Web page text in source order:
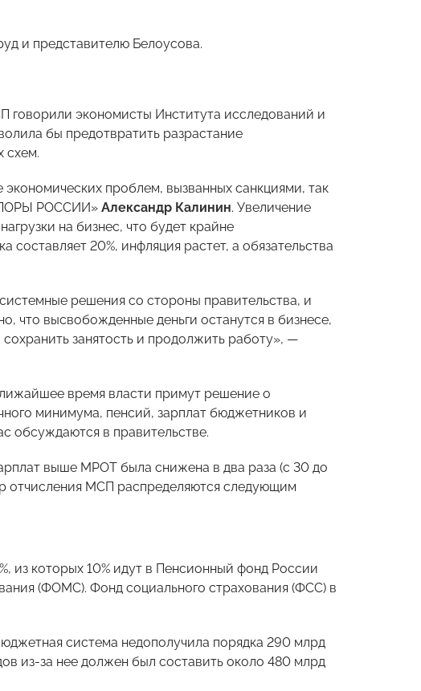
и представителю Белоусова.
говорили экономисты Института исследований и
бы предотвратить разрастание
схем.
проблем, вызванных санкциями, так
РОССИИ» Александр Калинин. Увеличение
на бизнес, что будет крайне
составляет 20%, инфляция растет, а обязательства
решения со стороны правительства, и
что высвобожденные деньги останутся в бизнесе,
занятость и продолжить работу», —
время власти примут решение о
минимума, пенсий, зарплат бюджетников и
обсуждаются в правительстве.
выше МРОТ была снижена в два раза (с 30 до
отчисления МСП распределяются следующим
из которых 10% идут в Пенсионный фонд России
(ФОМС). Фонд социального страхования (ФСС) в
система недополучила порядка 290 млрд
из-за нее должен был составить около 480 млрд